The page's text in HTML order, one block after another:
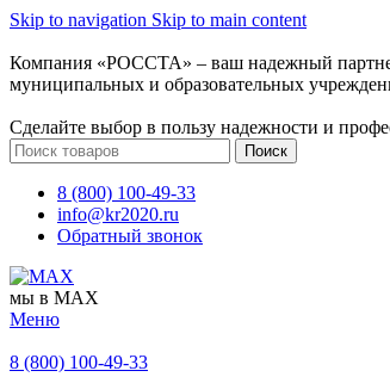
Skip to navigation Skip to main content
Компания «РОССТА» – ваш надежный
муниципальных и образовательных
Сделайте выбор в пользу надежности и
Поиск
8 (800) 100-49-33
info@kr2020.ru
Обратный звонок
мы в MAX
Меню
8 (800) 100-49-33